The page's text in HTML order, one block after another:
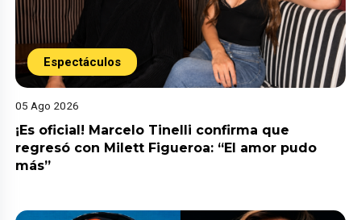
Espectáculos
05 Ago 2026
¡Es oficial! Marcelo Tinelli confirma que
regresó con Milett Figueroa: “El amor pudo
más”